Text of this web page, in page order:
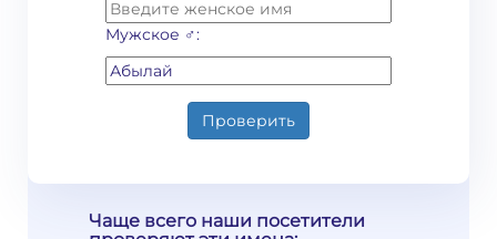
Мужское ♂:
Проверить
Чаще всего наши посетители